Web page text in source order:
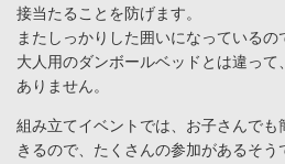
接当たることを防げます。
またしっかりした囲いになっているの
大人用のダンボールベッドとは違って
ありません。
組み立てイベントでは、お子さんで
きるので、たくさんの参加があるそう